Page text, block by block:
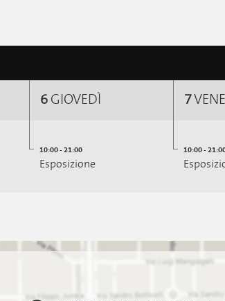
6GIOVEDÌ
10:00 - 21:00
Esposizione
7
10:00 -